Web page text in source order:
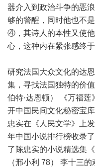
器介入到政治斗争的恶
够的警醒，同时他也不
④，其诗人的本性又使
心，这种内在紧张感终于
研究法国大众文化的达
集，寻找法国独特的价
伯特·达恩顿） 《万福
开中国民间文化秘密宝
忠实在《人民文学》上
年中国小说排行榜收录
了陈忠实的小说精选集
（邢小利 78） 李十三